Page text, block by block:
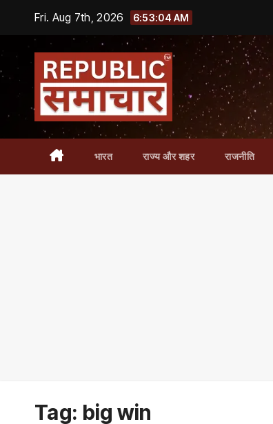
content
Fri. Aug 7th, 2026 6:53:05 AM
भारत राज्य और शहर राजनीति
Tag: big win